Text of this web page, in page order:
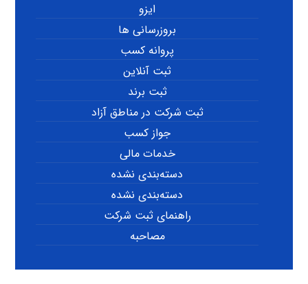
ایزو
بروزرسانی ها
پروانه کسب
ثبت آنلاین
ثبت برند
ثبت شرکت در مناطق آزاد
جواز کسب
خدمات مالی
دسته‌بندی نشده
دسته‌بندی نشده
راهنمای ثبت شرکت
مصاحبه